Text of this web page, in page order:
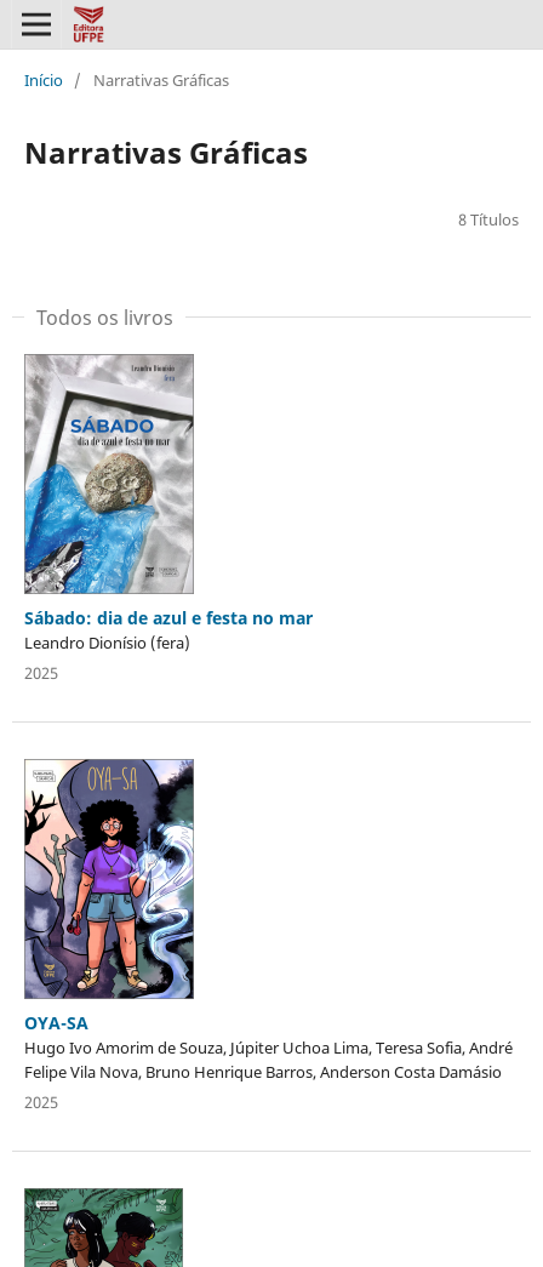
Início / Narrativas Gráficas
Narrativas Gráficas
8 Títulos
Todos os livros
Sábado: dia de azul e festa no mar
Leandro Dionísio (fera)
2025
OYA-SA
Hugo Ivo Amorim de Souza, Júpiter Uchoa Lima, Teresa Sofia, André
Felipe Vila Nova, Bruno Henrique Barros, Anderson Costa Damásio
2025